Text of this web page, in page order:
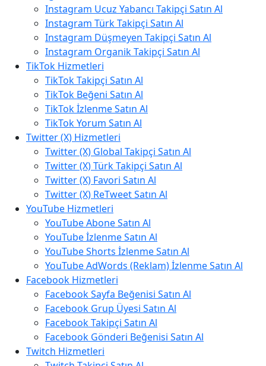
Instagram Ucuz Yabancı Takipçi Satın Al
Instagram Türk Takipçi Satın Al
Instagram Düşmeyen Takipçi Satın Al
Instagram Organik Takipçi Satın Al
TikTok Hizmetleri
TikTok Takipçi Satın Al
TikTok Beğeni Satın Al
TikTok İzlenme Satın Al
TikTok Yorum Satın Al
Twitter (X) Hizmetleri
Twitter (X) Global Takipçi Satın Al
Twitter (X) Türk Takipçi Satın Al
Twitter (X) Favori Satın Al
Twitter (X) ReTweet Satın Al
YouTube Hizmetleri
YouTube Abone Satın Al
YouTube İzlenme Satın Al
YouTube Shorts İzlenme Satın Al
YouTube AdWords (Reklam) İzlenme Satın Al
Facebook Hizmetleri
Facebook Sayfa Beğenisi Satın Al
Facebook Grup Üyesi Satın Al
Facebook Takipçi Satın Al
Facebook Gönderi Beğenisi Satın Al
Twitch Hizmetleri